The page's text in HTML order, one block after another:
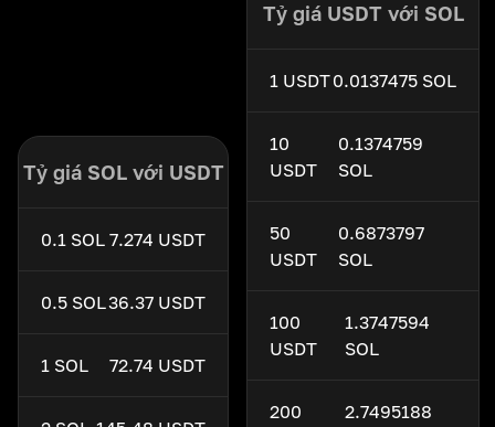
Tỷ giá SOL với USDT
0.1 SOL 7.274 USDT
0.5 SOL36.37 USDT
1 SOL 72.74 USDT
Tỷ giá USDT với SOL
1 USDT0.0137475 SOL
10
USDT
0.1374759
SOL
50
USDT
0.6873797
SOL
100
USDT
1.3747594
SOL
200 2.7495188